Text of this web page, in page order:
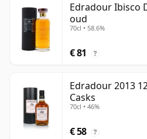
Edradour Ibisco
oud
70cl • 58.6%
€ 81 ?
Edradour 2013
Casks
70cl • 46%
€ 58 ?